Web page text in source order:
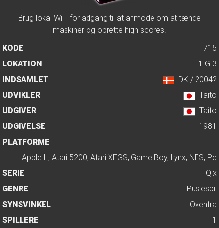
Brug lokal WiFi for adgang til at anmode om at tænde
maskiner og oprette high scores.
KODE
T715
LOKATION
1.G.3
INDSAMLET
DK / 2004?
UDVIKLER
Taito
UDGIVER
Taito
UDGIVELSE
1981
PLATFORME
Apple II, Atari 5200, Atari XEGS, Game Boy, Lynx, NES, Pc
SERIE
Qix
GENRE
Puslespil
SYNSVINKEL
Ovenfra
SPILLERE
1